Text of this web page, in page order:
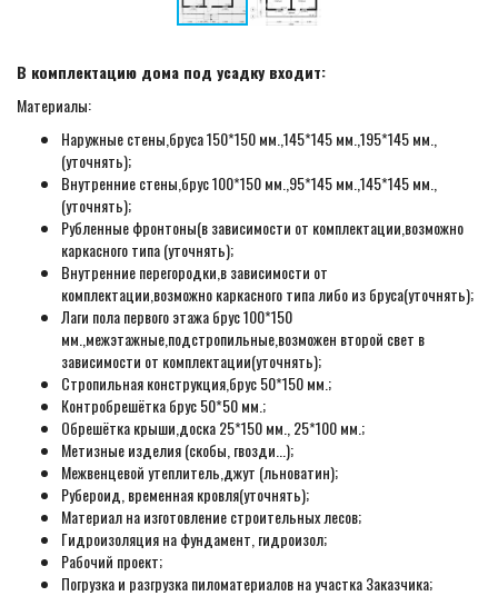
В комплектацию дома под усадку входит:
Материалы:
Наружные стены,бруса 150*150 мм.,145*145 мм.,195*145 мм.,
(уточнять);
Внутренние стены,брус 100*150 мм.,95*145 мм.,145*145 мм.,
(уточнять);
Рубленные фронтоны(в зависимости от комплектации,возможно
каркасного типа (уточнять);
Внутренние перегородки,в зависимости от
комплектации,возможно каркасного типа либо из бруса(уточнять);
Лаги пола первого этажа брус 100*150
мм.,межэтажные,подстропильные,возможен второй свет в
зависимости от комплектации(уточнять);
Стропильная конструкция,брус 50*150 мм.;
Контробрешётка брус 50*50 мм.;
Обрешётка крыши,доска 25*150 мм., 25*100 мм.;
Метизные изделия (скобы, гвозди...);
Межвенцевой утеплитель,джут (льноватин);
Рубероид, временная кровля(уточнять);
Материал на изготовление строительных лесов;
Гидроизоляция на фундамент, гидроизол;
Рабочий проект;
Погрузка и разгрузка пиломатериалов на участка Заказчика;